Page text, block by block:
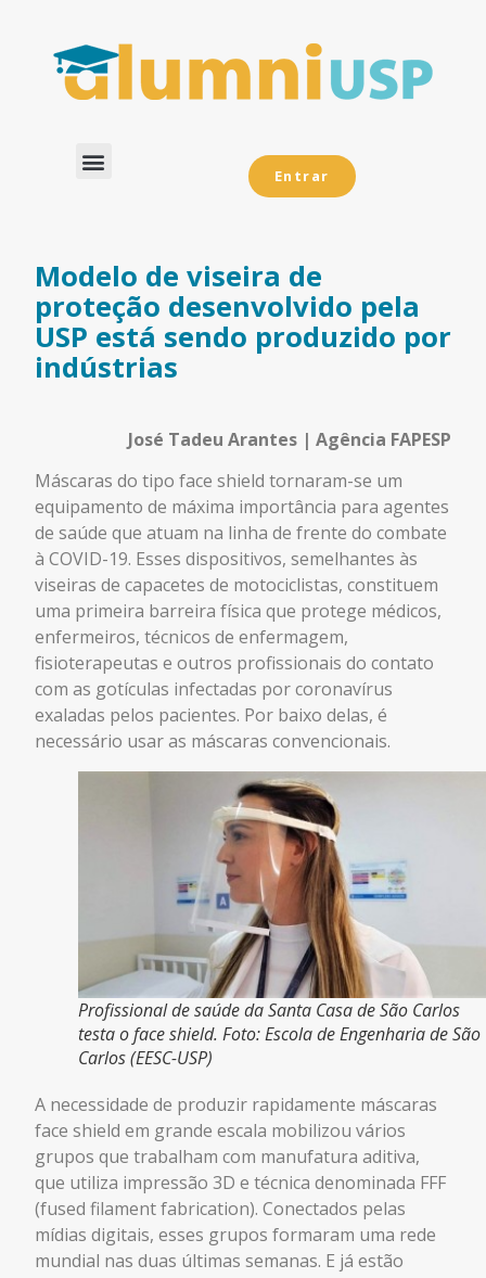
Entrar
Modelo de viseira de
proteção desenvolvido pela
USP está sendo produzido por
indústrias
José Tadeu Arantes | Agência FAPESP
Máscaras do tipo face shield tornaram-se um
equipamento de máxima importância para agentes
de saúde que atuam na linha de frente do combate
à COVID-19. Esses dispositivos, semelhantes às
viseiras de capacetes de motociclistas, constituem
uma primeira barreira física que protege médicos,
enfermeiros, técnicos de enfermagem,
fisioterapeutas e outros profissionais do contato
com as gotículas infectadas por coronavírus
exaladas pelos pacientes. Por baixo delas, é
necessário usar as máscaras convencionais.
Profissional de saúde da Santa Casa de São Carlos
testa o face shield. Foto: Escola de Engenharia de São
Carlos (EESC-USP)
A necessidade de produzir rapidamente máscaras
face shield em grande escala mobilizou vários
grupos que trabalham com manufatura aditiva,
que utiliza impressão 3D e técnica denominada FFF
(fused filament fabrication). Conectados pelas
mídias digitais, esses grupos formaram uma rede
mundial nas duas últimas semanas. E já estão